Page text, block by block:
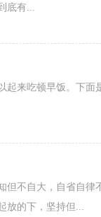
底有...
起来吃顿早饭。下
不自大，自省自律
放的下，坚持但...